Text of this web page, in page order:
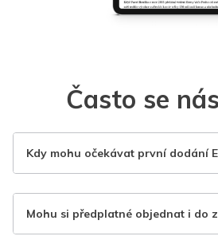
Často se
Kdy mohu očekávat první dodání
Mohu si předplatné objednat i do